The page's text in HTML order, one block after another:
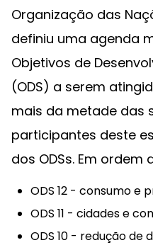
Organização das
definiu uma agenda
Objetivos de
(ODS) a serem
mais da metade das
participantes deste
dos ODSs. Em ordem
ODS 12 - consumo e
ODS 11 - cidades e
ODS 10 - redução de